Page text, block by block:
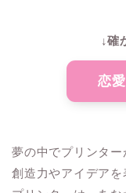
↓確
恋
夢の中でプリンタ
創造力やアイデアを